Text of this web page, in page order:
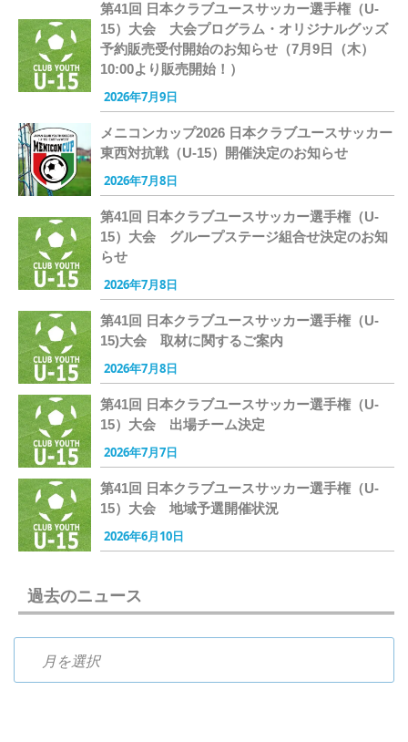
第41回 日本クラブユースサッカー選手権（U-
15）大会 大会プログラム・オリジナルグッズ
予約販売受付開始のお知らせ（7月9日（木）
10:00より販売開始！）
2026年7月9日
メニコンカップ2026 日本クラブユースサッカー
東西対抗戦（U-15）開催決定のお知らせ
2026年7月8日
第41回 日本クラブユースサッカー選手権（U-
15）大会 グループステージ組合せ決定のお知
らせ
2026年7月8日
第41回 日本クラブユースサッカー選手権（U-
15)大会 取材に関するご案内
2026年7月8日
第41回 日本クラブユースサッカー選手権（U-
15）大会 出場チーム決定
2026年7月7日
第41回 日本クラブユースサッカー選手権（U-
15）大会 地域予選開催状況
2026年6月10日
過去のニュース